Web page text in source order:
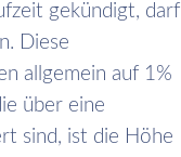
gekündigt, darf
Diese
allgemein auf 1%
über eine
sind, ist die Höhe